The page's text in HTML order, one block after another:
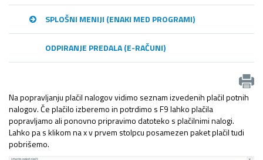
SPLOŠNI MENIJI (ENAKI MED PROGRAMI)
ODPIRANJE PREDALA (E-RAČUNI)
Na popravljanju plačil nalogov vidimo seznam izvedenih plačil potnih
nalogov. Če plačilo izberemo in potrdimo s F9 lahko plačila
popravljamo ali ponovno pripravimo datoteko s plačilnimi nalogi.
Lahko pa s klikom na x v prvem stolpcu posamezen paket plačil tudi
pobrišemo.